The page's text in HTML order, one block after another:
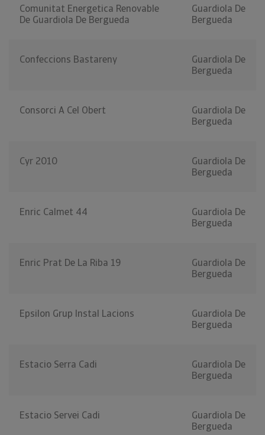
Comunitat Energetica Renovable
De Guardiola De Bergueda
Guardiola De
Bergueda
Confeccions Bastareny
Guardiola De
Bergueda
Consorci A Cel Obert
Guardiola De
Bergueda
Cyr 2010
Guardiola De
Bergueda
Enric Calmet 44
Guardiola De
Bergueda
Enric Prat De La Riba 19
Guardiola De
Bergueda
Epsilon Grup Instal Lacions
Guardiola De
Bergueda
Estacio Serra Cadi
Guardiola De
Bergueda
Estacio Servei Cadi
Guardiola De
Bergueda